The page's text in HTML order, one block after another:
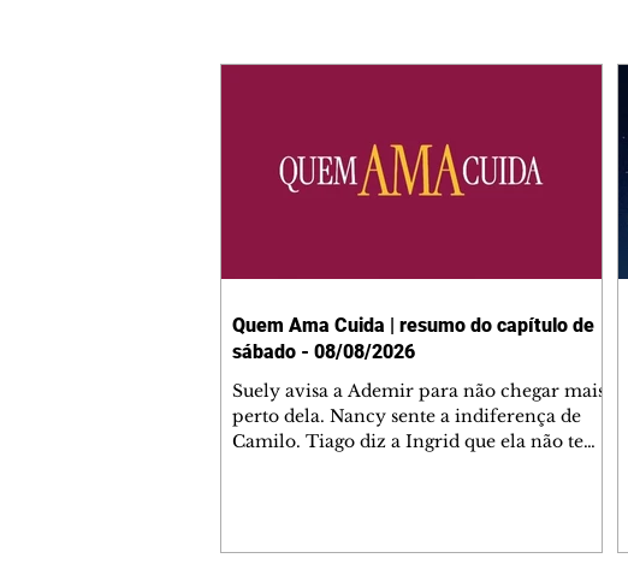
Quem Ama Cuida | resumo do capítulo de
sábado - 08/08/2026
Suely avisa a Ademir para não chegar mais
perto dela. Nancy sente a indiferença de
Camilo. Tiago diz a Ingrid que ela não tem